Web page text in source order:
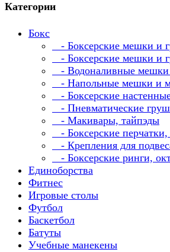
Категории
Бокс
- Боксерские мешки и
- Боксерские мешки и
- Водоналивные
- Напольные мешки и
- Боксерские
- Пневматические
- Макивары, тайпэды
- Боксерские
- Крепления для
- Боксерские ринги,
Единоборства
Фитнес
Игровые столы
Футбол
Баскетбол
Батуты
Учебные манекены